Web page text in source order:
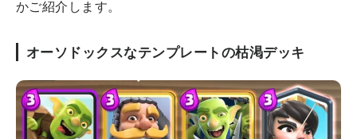
かご紹介します。
オーソドックスなテンプレートの枯渇デッキ